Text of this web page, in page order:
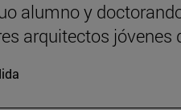
alumno y
arquitectos jóvenes